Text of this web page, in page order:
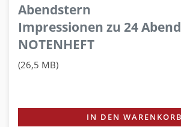
Abendstern
Impressionen zu 24
NOTENHEFT
(26,5 MB)
IN DEN WARENKORB